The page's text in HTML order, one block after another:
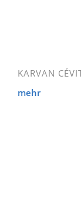
KARVAN
mehr